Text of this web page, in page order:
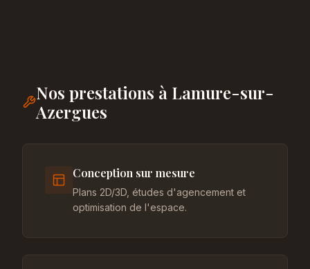
Nos prestations à Lamure-sur-
Azergues
Conception sur mesure
Plans 2D/3D, études d'agencement et
optimisation de l'espace.